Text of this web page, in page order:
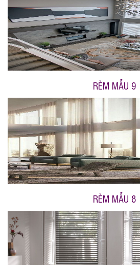
RÈM MẪU 9
RÈM MẪU 8